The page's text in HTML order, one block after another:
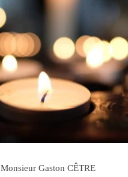
Gaston CÊTRE